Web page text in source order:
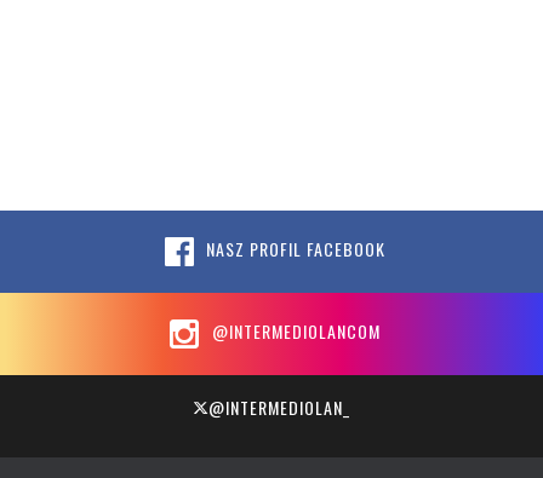
NASZ PROFIL FACEBOOK
@INTERMEDIOLANCOM
@INTERMEDIOLAN_